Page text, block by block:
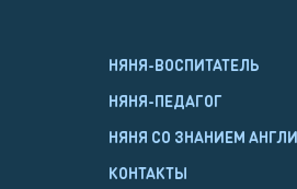
НЯНЯ-ВОСПИТАТЕЛЬ
НЯНЯ-ПЕДАГОГ
НЯНЯ СО ЗНАНИЕМ
КОНТАКТЫ